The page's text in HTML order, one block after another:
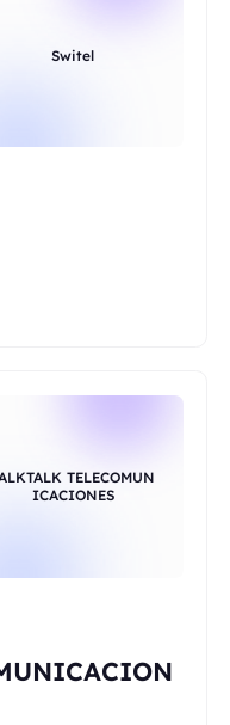
Switel
TELECOMUN
ICACIONES